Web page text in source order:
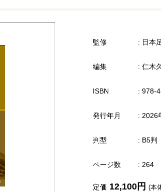
監修 : 日本
編集 : 仁木
ISBN : 978-
発行年月 : 2026
判型 : B5判
ページ数 : 264
定価 12,100円 (本